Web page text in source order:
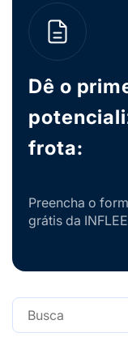
Dê o
frota:
Preencha o
grátis da